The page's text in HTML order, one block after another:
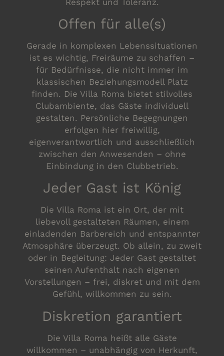
Respekt und Toleranz.
Offen für alle(s)
Gerade in komplexen Lebenssituationen
ist es wichtig, Freiräume zu schaffen –
für Bedürfnisse, die nicht immer im
klassischen Beziehungsmodell Platz
finden. Die Villa Roma bietet stilvolles
Clubambiente, das Gäste individuell
gestalten. Persönliche Begegnungen
erfolgen hier freiwillig,
eigenverantwortlich und ausschließlich
zwischen den Anwesenden – ohne
Einbindung in den Clubbetrieb.
Jeder Gast ist König
Die Villa Roma ist ein Ort, der mit
liebevoll gestalteten Räumen, einem
einladenden Barbereich und entspannter
Atmosphäre überzeugt. Ob allein, zu zweit
oder in Begleitung: Jeder Gast gestaltet
seinen Aufenthalt nach eigenen
Vorstellungen – frei, diskret und mit dem
Gefühl, willkommen zu sein.
Diskretion garantiert
Die Villa Roma heißt alle Gäste
willkommen – unabhängig von Herkunft,